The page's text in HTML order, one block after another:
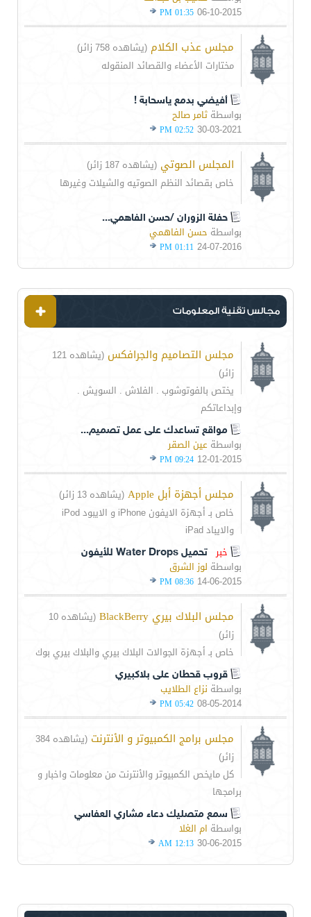
06-10-2015
01:35 PM
مجلس عذب الكلام (يشاهده 758 زائر)
مختارات الأعضاء والقصائد المنقوله
أفيضي بدمع ياسحابة !
بواسطة ثامر صالح
30-03-2021
02:52 PM
المجلس الصوتي (يشاهده 187 زائر)
خاص بقصائد النظم الصوتيه والشيلات وغيرها
حفلة الزوران /حسن الفاهمي...
بواسطة حسن الفاهمي
24-07-2016
01:11 PM
مجالس تقنية المعلومات
مجلس التصاميم والجرافكس
(يشاهده 121
زائر)
يختص بالفوتوشوب . الفلاش . السويش .
وإبداعاتكم
مواقع تساعدك على عمل تصميم...
بواسطة عين الصقر
12-01-2015
09:24 PM
مجلس أجهزة أبل Apple
(يشاهده 13 زائر)
خاص بـ أجهزة الايفون iPhone و الايبود iPod
والايباد iPad
خبر
تحميل Water Drops للأيفون
بواسطة لوز الشرق
14-06-2015
08:36 PM
مجلس البلاك بيري BlackBerry
(يشاهده 10
زائر)
خاص بـ أجهزة الجوالات البلاك بيري والبلاك بيري بوك
قروب قحطان على بلاكبيري
بواسطة نزاع الطلايب
08-05-2014
05:42 PM
مجلس برامج الكمبيوتر و الأنترنت
(يشاهده 384
زائر)
كل مايخص الكمبيوتر والأنترنت من معلومات واخبار و
برامجها
سمع متصليك دعاء مشاري العفاسي
بواسطة ام الغلا
30-06-2015
12:13 AM